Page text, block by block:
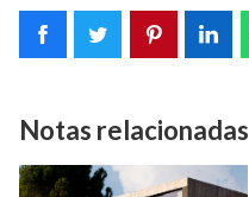
Notas relacionadas